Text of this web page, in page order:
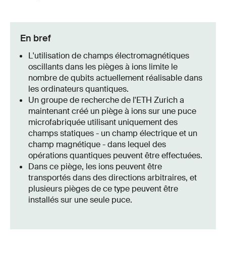
En bref
L'utilisation de champs électromagnétiques
oscillants dans les pièges à ions limite le
nombre de qubits actuellement réalisable dans
les ordinateurs quantiques.
Un groupe de recherche de l'ETH Zurich a
maintenant créé un piège à ions sur une puce
microfabriquée utilisant uniquement des
champs statiques - un champ électrique et un
champ magnétique - dans lequel des
opérations quantiques peuvent être effectuées.
Dans ce piège, les ions peuvent être
transportés dans des directions arbitraires, et
plusieurs pièges de ce type peuvent être
installés sur une seule puce.